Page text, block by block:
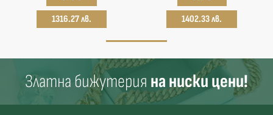
1316.27 лв.
1402.33 лв.
Златна бижутерия на ниски цени!